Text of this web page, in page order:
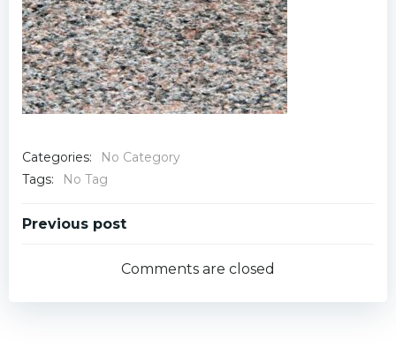
Categories:
No Category
Tags:
No Tag
Post
navigation
Previous post
Comments are closed